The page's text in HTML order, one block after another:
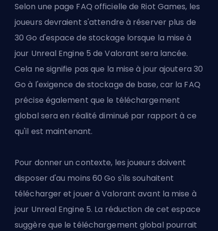
Selon une page FAQ officielle de Riot Games, les
joueurs devraient s'attendre à réserver plus de
30 Go d'espace de stockage lorsque la mise à
jour Unreal Engine 5 de Valorant sera lancée.
Cela ne signifie pas que la mise à jour ajoutera 30
Go à l'exigence de stockage de base, car la FAQ
précise également que le téléchargement
global sera en réalité diminué par rapport à ce
qu'il est maintenant.
Pour donner un contexte, les joueurs doivent
disposer d'au moins 60 Go s'ils souhaitent
télécharger et jouer à Valorant avant la mise à
jour Unreal Engine 5. La réduction de cet espace
suggère que le téléchargement global pourrait